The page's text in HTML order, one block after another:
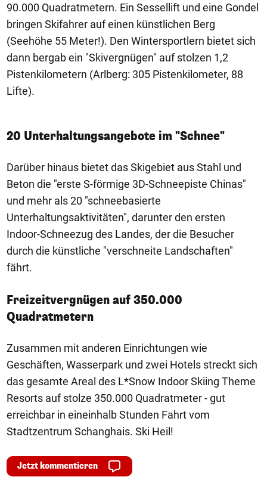
90.000 Quadratmetern. Ein Sessellift und eine Gondel
bringen Skifahrer auf einen künstlichen Berg
(Seehöhe 55 Meter!). Den Wintersportlern bietet sich
dann bergab ein "Skivergnügen" auf stolzen 1,2
Pistenkilometern (Arlberg: 305 Pistenkilometer, 88
Lifte).
20 Unterhaltungsangebote im "Schnee"
Darüber hinaus bietet das Skigebiet aus Stahl und
Beton die "erste S-förmige 3D-Schneepiste Chinas"
und mehr als 20 "schneebasierte
Unterhaltungsaktivitäten", darunter den ersten
Indoor-Schneezug des Landes, der die Besucher
durch die künstliche "verschneite Landschaften"
fährt.
Freizeitvergnügen auf 350.000
Quadratmetern
Zusammen mit anderen Einrichtungen wie
Geschäften, Wasserpark und zwei Hotels streckt sich
das gesamte Areal des L*Snow Indoor Skiing Theme
Resorts auf stolze 350.000 Quadratmeter - gut
erreichbar in eineinhalb Stunden Fahrt vom
Stadtzentrum Schanghais. Ski Heil!
Jetzt kommentieren